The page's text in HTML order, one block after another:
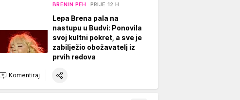
BRENIN PEH PRIJE 12 H
Lepa Brena pala na
nastupu u Budvi: Ponovila
svoj kultni pokret, a sve je
zabilježio obožavatelj iz
prvih redova
Komentiraj